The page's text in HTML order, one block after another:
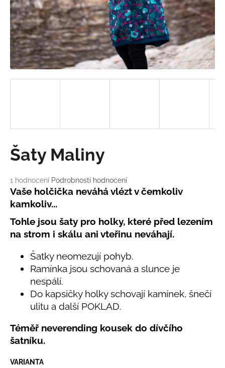
Průměrné
hodnocení
produktu
je
5,0
z
5
1 hodnocení Podrobnosti hodnocení
Šaty Maliny
Vaše holčička neváhá vlézt v čemkoliv
kamkoliv...
Tohle jsou šaty pro holky, které před lezením
na strom i skálu ani vteřinu neváhají.
Šatky neomezují pohyb.
Ramínka jsou schovaná a slunce je
nespálí.
Do kapsičky holky schovají kamínek, šnečí
ulitu a další POKLAD.
Téměř neverending kousek do dívčího
šatníku.
VARIANTA
a
j
í
t
?
D
p
o
r
u
č
u
LETNÍ
S
OUŠKY
UV
BÍLÝ